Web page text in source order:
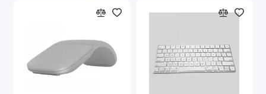
Товари для геймерів
Аксесуари для електроніки
Офісна техніка